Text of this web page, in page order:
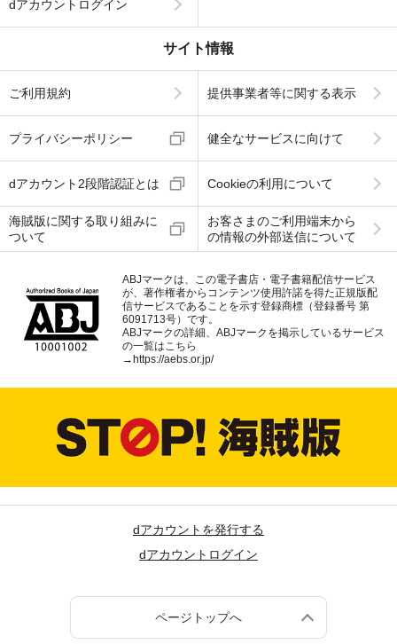
dアカウントログイン
サイト情報
ご利用規約 提供事業者等に関する表示
プライバシーポリシー 健全なサービスに向けて
dアカウント2段階認証とは Cookieの利用について
海賊版に関する取り組みに
ついて
お客さまのご利用端末から
の情報の外部送信について
ABJマークは、この電子書店・電子書籍配信サービス
が、著作権者からコンテンツ使用許諾を得た正規版配
信サービスであることを示す登録商標（登録番号 第
6091713号）です。
ABJマークの詳細、ABJマークを掲示しているサービス
の一覧はこちら
→ https://aebs.or.jp/
dアカウントを発行する
dアカウントログイン
ページトップへ